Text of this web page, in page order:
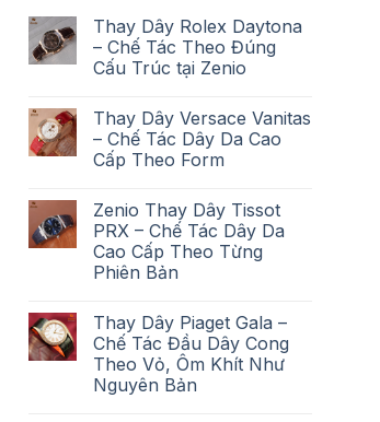
Thay Dây Rolex Daytona
– Chế Tác Theo Đúng
Cấu Trúc tại Zenio
Thay Dây Versace Vanitas
– Chế Tác Dây Da Cao
Cấp Theo Form
Zenio Thay Dây Tissot
PRX – Chế Tác Dây Da
Cao Cấp Theo Từng
Phiên Bản
Thay Dây Piaget Gala –
Chế Tác Đầu Dây Cong
Theo Vỏ, Ôm Khít Như
Nguyên Bản